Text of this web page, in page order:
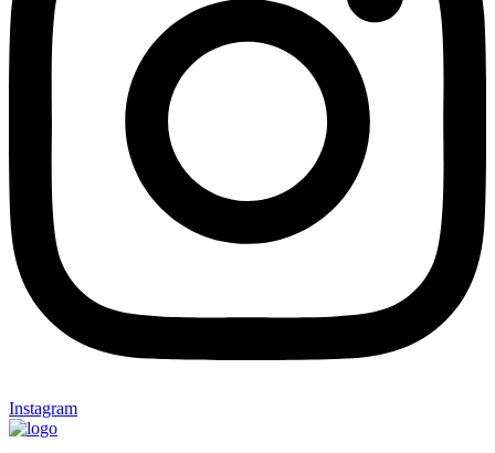
Instagram